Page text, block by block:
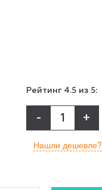
Рейтинг 4.5 из 5:
- +
Нашли дешевле?